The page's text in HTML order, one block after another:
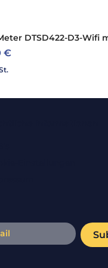
Schnellansicht
DTSD422-D3-Wifi
€